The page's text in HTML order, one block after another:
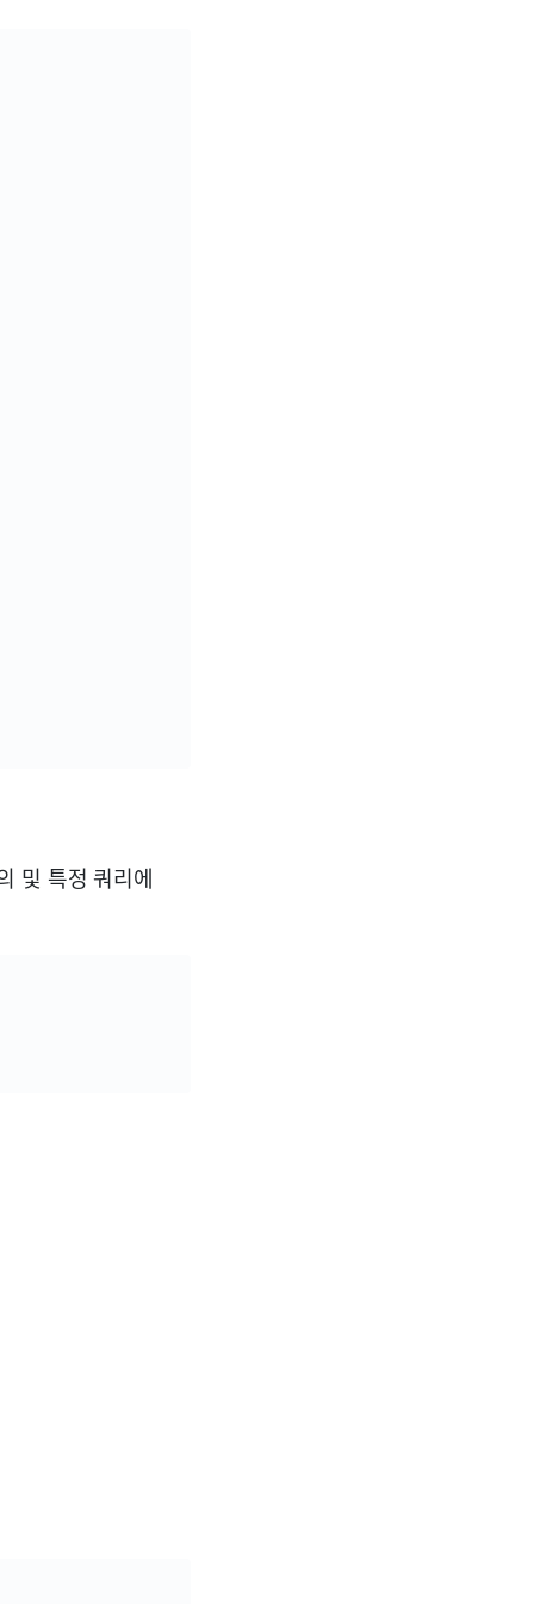
및 특정 쿼리에